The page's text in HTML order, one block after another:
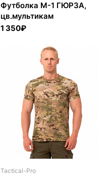
Футболка М-1 ГЮРЗА,
цв.мультикам
1 350₽
Tactical-Pro